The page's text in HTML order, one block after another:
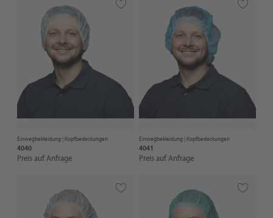
Einwegbekleidung | Kopfbedeckungen
4040
Preis auf Anfrage
Einwegbekleidung | Kopfbedeckungen
4041
Preis auf Anfrage